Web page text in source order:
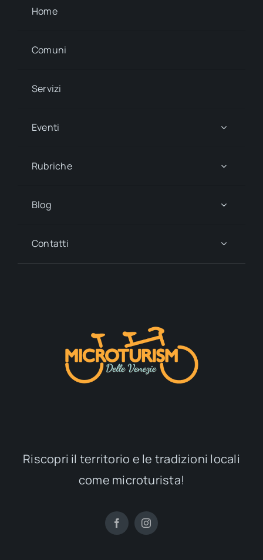
Home
Comuni
Servizi
Eventi
Rubriche
Blog
Contatti
Riscopri il territorio e le tradizioni locali
come microturista!